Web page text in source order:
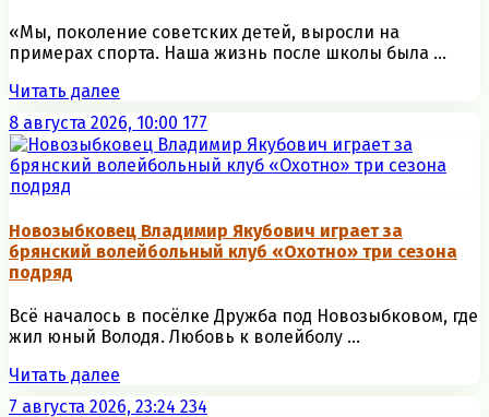
«Мы, поколение советских детей, выросли на
примерах спорта. Наша жизнь после школы была ...
Читать далее
8 августа 2026, 10:00 177
Новозыбковец Владимир Якубович играет за
брянский волейбольный клуб «Охотно» три сезона
подряд
Всё началось в посёлке Дружба под Новозыбковом, где
жил юный Володя. Любовь к волейболу ...
Читать далее
7 августа 2026, 23:24 234